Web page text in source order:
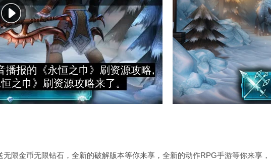
限金币无限钻石，全新的破解版本等你来享，全新的动作RPG手游等你来享，